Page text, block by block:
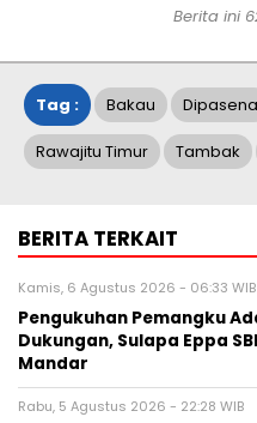
Berita ini
Tag : Bakau Dipasena
Rawajitu Timur Tambak
BERITA TERKAIT
Kamis, 6 Agustus 2026 - 06:33 WIB
Pengukuhan Pemangku
Dukungan, Sulapa Eppa
Mandar
Rabu, 5 Agustus 2026 - 22:28 WIB